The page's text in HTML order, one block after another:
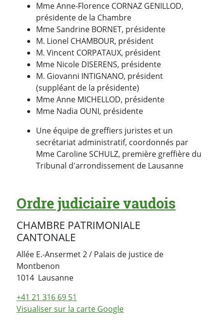
Mme Anne-Florence CORNAZ GENILLOD,
présidente de la Chambre
Mme Sandrine BORNET, présidente
M. Lionel CHAMBOUR, président
M. Vincent CORPATAUX, président
Mme Nicole DISERENS, présidente
M. Giovanni INTIGNANO, président
(suppléant de la présidente)
Mme Anne MICHELLOD, présidente
Mme Nadia OUNI, présidente
Une équipe de greffiers juristes et un
secrétariat administratif, coordonnés par
Mme Caroline SCHULZ, première greffière du
Tribunal d'arrondissement de Lausanne
Ordre judiciaire vaudois
CHAMBRE PATRIMONIALE
CANTONALE
Allée E.-Ansermet 2 / Palais de justice de
Montbenon
1014 LausanneSuisse
+41 21 316 69 51
Visualiser sur la carte Google